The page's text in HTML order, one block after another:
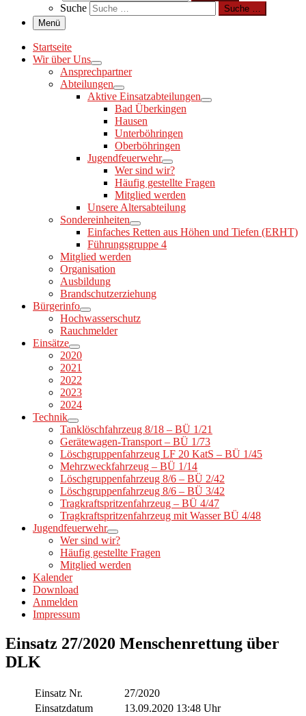
Suche
Suche …
Menü
Startseite
Wir über Uns
Ansprechpartner
Abteilungen
Aktive Einsatzabteilungen
Bad Überkingen
Hausen
Unterböhringen
Oberböhringen
Jugendfeuerwehr
Wer sind wir?
Häufig gestellte Fragen
Mitglied werden
Unsere Altersabteilung
Sondereinheiten
Einfaches Retten aus Höhen und Tiefen (ERHT)
Führungsgruppe 4
Mitglied werden
Organisation
Ausbildung
Brandschutzerziehung
Bürgerinfo
Hochwasserschutz
Rauchmelder
Einsätze
2020
2021
2022
2023
2024
Technik
Tanklöschfahrzeug 8/18 – BÜ 1/21
Gerätewagen-Transport – BÜ 1/73
Löschgruppenfahrzeug LF 20 KatS – BÜ 1/45
Mehrzweckfahrzeug – BÜ 1/14
Löschgruppenfahrzeug 8/6 – BÜ 2/42
Löschgruppenfahrzeug 8/6 – BÜ 3/42
Tragkraftspritzenfahrzeug – BÜ 4/47
Tragkraftspritzenfahrzeug mit Wasser BÜ 4/48
Jugendfeuerwehr
Wer sind wir?
Häufig gestellte Fragen
Mitglied werden
Kalender
Download
Anmelden
Impressum
Einsatz 27/2020 Menschenrettung über
DLK
Einsatz Nr.
27/2020
Einsatzdatum
13.09.2020 13:48 Uhr